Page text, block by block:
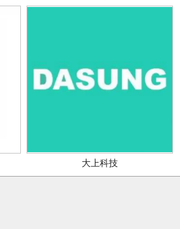
大上科技